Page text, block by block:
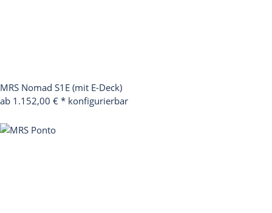
MRS Nomad S1E (mit E-Deck)
ab 1.152,00 € * konfigurierbar